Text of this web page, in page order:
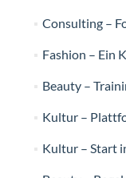
Consulting –
Fashion – Ein
Beauty –
Kultur –
Kultur – Start